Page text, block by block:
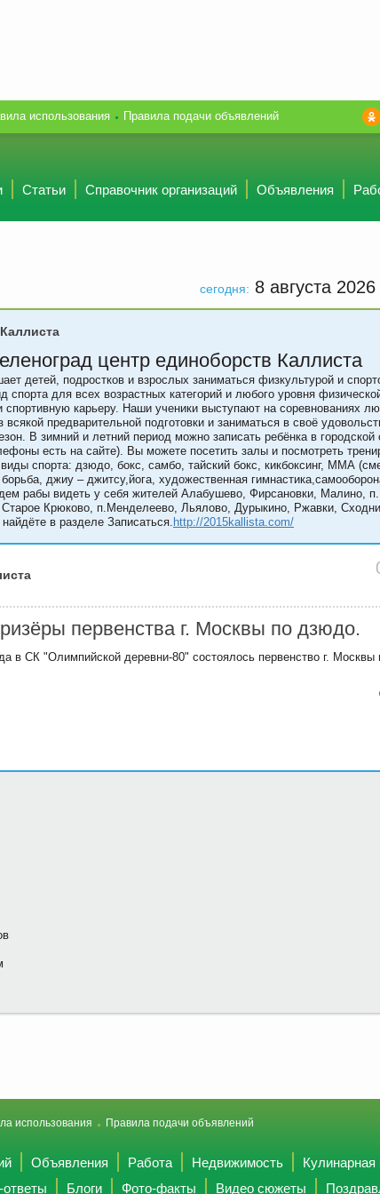
использования Правила подачи объявлений
Статьи Справочник организаций Объявления
сегодня: 8 августа 2026
центр единоборств Каллиста
детей, подростков и взрослых заниматься физкультурой и
для всех возрастных категорий и любого уровня
карьеру. Наши ученики выступают на соревнованиях
предварительной подготовки и заниматься в своё
В зимний и летний период можно записать ребёнка в городской
есть на сайте). Вы можете посетить залы и посмотреть
спорта: дзюдо, бокс, самбо, тайский бокс, кикбоксинг, ММА
джиу – джитсу,йога, художественная
рабы видеть у себя жителей Алабушево, Фирсановки, Малино,
Крюково, п.Менделеево, Льялово, Дурыкино, Ржавки,
в разделе Записаться. http://2015kallista.com/
первенства г. Москвы по дзюдо.
в СК "Олимпийской деревни-80" состоялось первенство г. Москвы
использования Правила подачи объявлений
Объявления Работа Недвижимость Кулинарная
Блоги Фото-факты Видео сюжеты